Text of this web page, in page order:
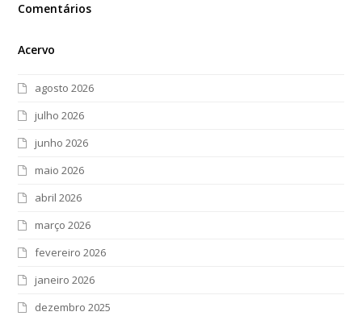
Comentários
Acervo
agosto 2026
julho 2026
junho 2026
maio 2026
abril 2026
março 2026
fevereiro 2026
janeiro 2026
dezembro 2025